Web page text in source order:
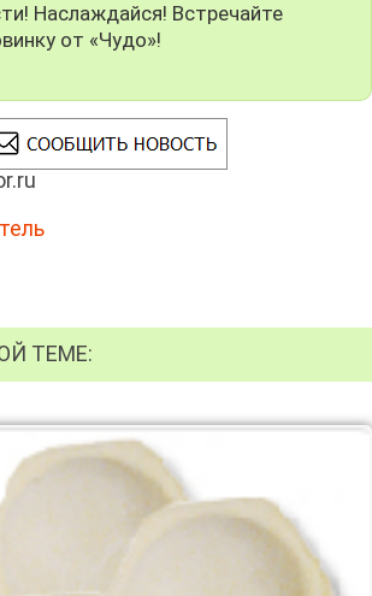
Наслаждайся! Встречайте
от «Чудо»!
ТЕМЕ: